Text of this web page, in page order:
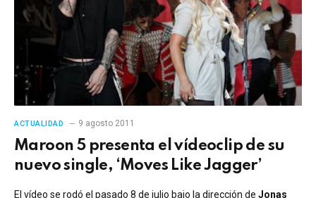
ACTUALIDAD 9 agosto 2011
Maroon 5 presenta el vídeoclip de su
nuevo single, ‘Moves Like Jagger’
El vídeo se rodó el pasado 8 de julio bajo la dirección de Jonas